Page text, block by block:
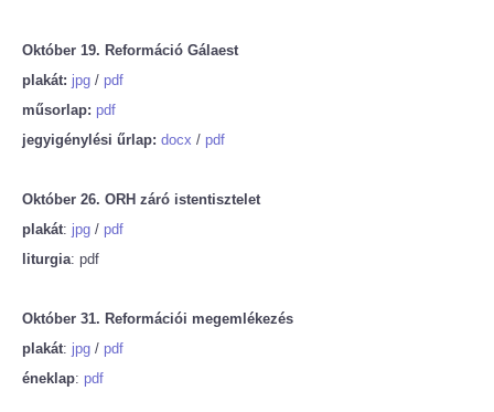
Október 19. Reformáció Gálaest
plakát: jpg / pdf
műsorlap: pdf
jegyigénylési űrlap: docx / pdf
Október 26. ORH záró istentisztelet
plakát: jpg / pdf
liturgia: pdf
Október 31. Reformációi megemlékezés
plakát: jpg / pdf
éneklap: pdf